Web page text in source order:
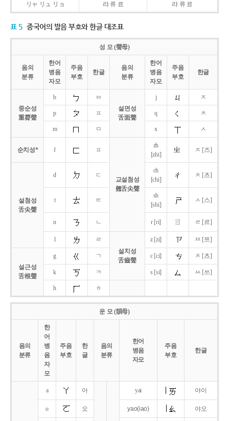
リャ リュ リョ 랴 류 료 랴 류 료
표 5 중국어의 발음 부호와 한글 대조표
성 모 (聲母)
음의
분류
한어
병음
자모
주음
부호
한글
음의
분류
한어
병음
자모
주음
부호
한글
중순성
重脣聲
b
ㅂ
설면성
舌面聲
j ㅈ
p ㅍ q ㅊ
m ㅁ x ㅅ
순치성* f ㅍ
교설첨성
翹舌尖聲
zh
[zhi]
ㅈ [즈]
설첨성
舌尖聲
d ㄷ
ch
[chi]
ㅊ [츠]
t ㅌ
sh
[shi]
ㅅ [스]
n ㄴ r [ri] ㄖ ㄹ [르]
l
ㄹ
설치성
舌齒聲
z [zi] ㅉ [쯔]
설근성
舌根聲
g ㄱ c [ci] ㅊ [츠]
k ㅋ s [si] ㅆ [쓰]
h ㅎ
운 모 (韻母)
음의
분류
한
어
병
음
자
모
주음
부호
한
글
음의
분류
한어
병음
자모
주음
부호
한글
a 아 yai 야이
o 오 yao(iao) 야오